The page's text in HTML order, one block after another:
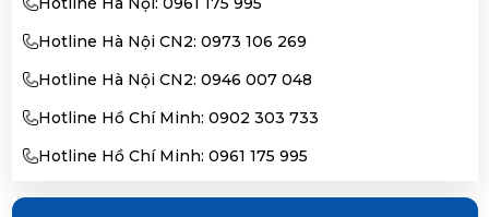
Hotline Hà Nội CN2: 0973 106 269
Hotline Hà Nội CN2: 0946 007 048
Hotline Hồ Chí Minh: 0902 303 733
Hotline Hồ Chí Minh: 0961 175 995